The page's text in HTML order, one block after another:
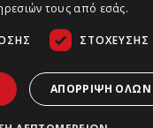
Πληρωμής Ασφάλεια
τους από εσάς.
ΣΤΌΧΕΥΣΗΣ
ΑΠΌΡΡΙΨΗ ΌΛΩΝ